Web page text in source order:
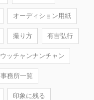
オーディション用紙
撮り方 有吉弘行
ウッチャンナンチャン
事務所一覧
印象に残る